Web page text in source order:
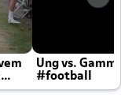
Ung vs.
#football